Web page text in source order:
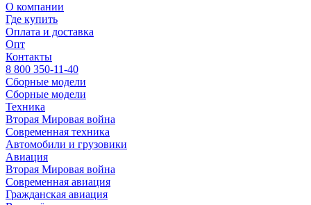
О компании
Где купить
Оплата и доставка
Опт
Контакты
8 800 350-11-40
Сборные модели
Сборные модели
Техника
Вторая Мировая война
Современная техника
Автомобили и грузовики
Авиация
Вторая Мировая война
Современная авиация
Гражданская авиация